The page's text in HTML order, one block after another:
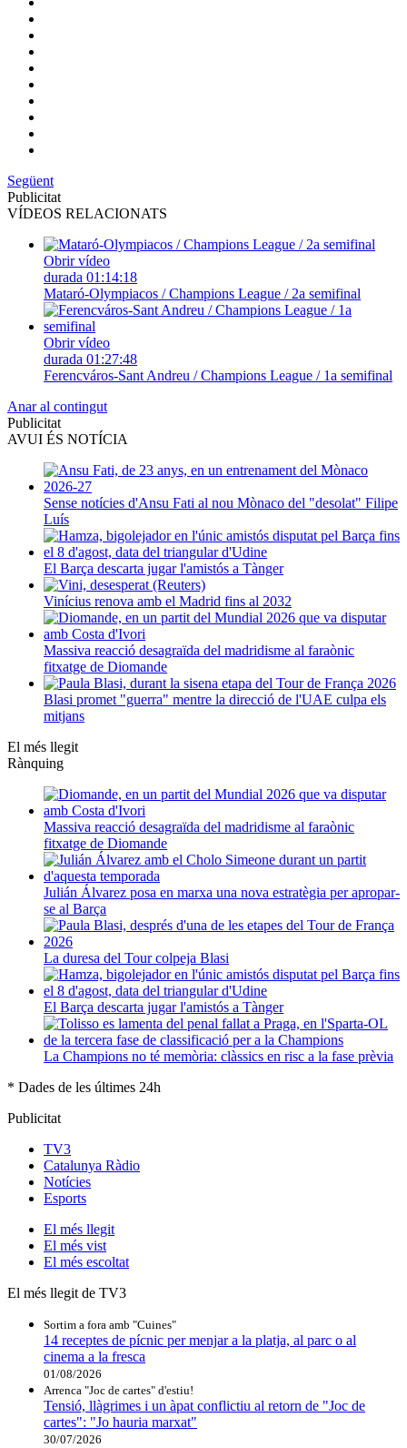
Següent
Publicitat
VÍDEOS RELACIONATS
Obrir vídeo
durada 01:14:18
Mataró-Olympiacos / Champions League / 2a semifinal
Obrir vídeo
durada 01:27:48
Ferencváros-Sant Andreu / Champions League / 1a semifinal
Anar al contingut
Publicitat
AVUI ÉS NOTÍCIA
Sense notícies d'Ansu Fati al nou Mònaco del "desolat" Filipe
Luís
El Barça descarta jugar l'amistós a Tànger
Vinícius renova amb el Madrid fins al 2032
Massiva reacció desagraïda del madridisme al faraònic
fitxatge de Diomande
Blasi promet "guerra" mentre la direcció de l'UAE culpa els
mitjans
El més llegit
Rànquing
Massiva reacció desagraïda del madridisme al faraònic
fitxatge de Diomande
Julián Álvarez posa en marxa una nova estratègia per apropar-
se al Barça
La duresa del Tour colpeja Blasi
El Barça descarta jugar l'amistós a Tànger
La Champions no té memòria: clàssics en risc a la fase prèvia
* Dades de les últimes 24h
Publicitat
TV3
Catalunya Ràdio
Notícies
Esports
El més llegit
El més vist
El més escoltat
El més llegit de TV3
Sortim a fora amb "Cuines"
14 receptes de pícnic per menjar a la platja, al parc o al
cinema a la fresca
01/08/2026
Arrenca "Joc de cartes" d'estiu!
Tensió, llàgrimes i un àpat conflictiu al retorn de "Joc de
cartes": "Jo hauria marxat"
30/07/2026